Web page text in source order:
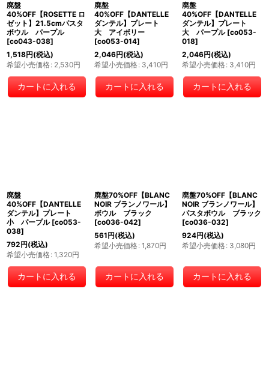
廃盤
40%OFF【ROSETTE ロ
ゼット】21.5cmパスタ
ボウル パープル
[co043-038]
1,518円(税込)
希望小売価格: 2,530円
カートに入れる
廃盤
40%OFF【DANTELLE
ダンテル】プレート
大 アイボリー
[co053-014]
2,046円(税込)
希望小売価格: 3,410円
カートに入れる
廃盤
40%OFF【DANTELLE
ダンテル】プレート
大 パープル [co053-
018]
2,046円(税込)
希望小売価格: 3,410円
カートに入れる
廃盤
40%OFF【DANTELLE
ダンテル】プレート
小 パープル [co053-
038]
792円(税込)
希望小売価格: 1,320円
カートに入れる
廃盤70%OFF【BLANC
NOIR ブランノワール】
ボウル ブラック
[co036-042]
561円(税込)
希望小売価格: 1,870円
カートに入れる
廃盤70%OFF【BLANC
NOIR ブランノワール】
パスタボウル ブラック
[co036-032]
924円(税込)
希望小売価格: 3,080円
カートに入れる